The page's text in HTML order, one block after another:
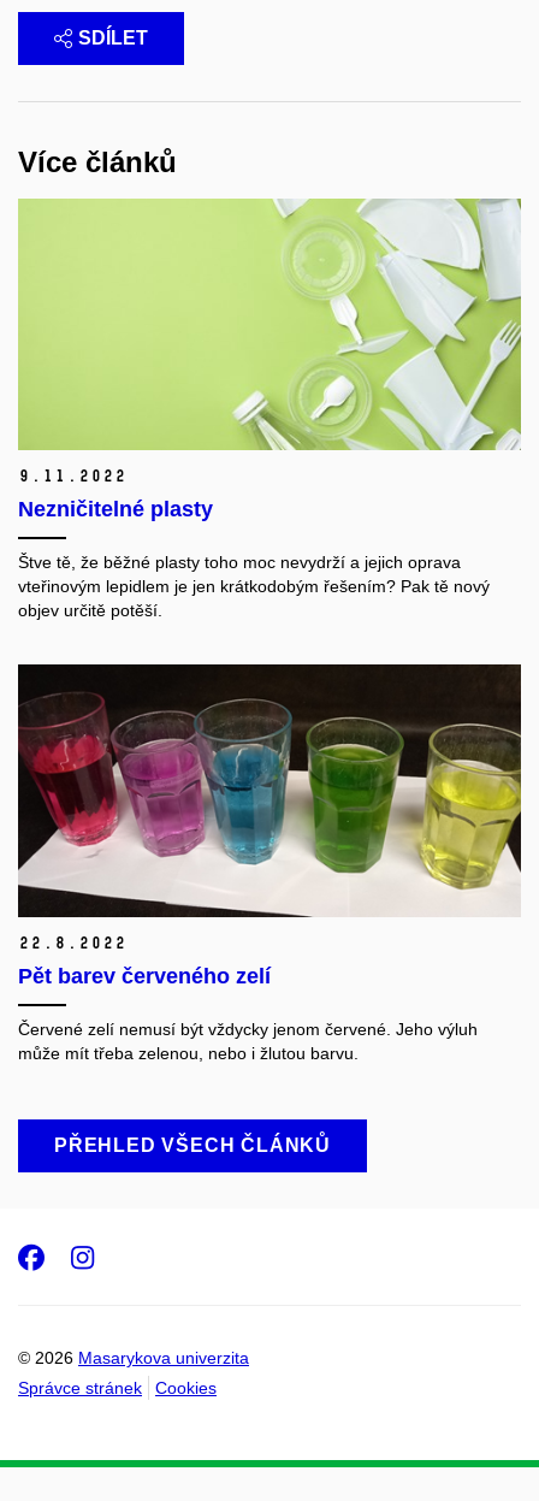
SDÍLET
Více článků
9. 11. 2022
Nezničitelné plasty
Štve tě, že běžné plasty toho moc nevydrží a jejich oprava
vteřinovým lepidlem je jen krátkodobým řešením? Pak tě nový
objev určitě potěší.
22. 8. 2022
Pět barev červeného zelí
Červené zelí nemusí být vždycky jenom červené. Jeho výluh
může mít třeba zelenou
nebo i žlutou barvu.
PŘEHLED VŠECH ČLÁNKŮ
© 2026 Masarykova univerzita
Správce stránek
Cookies
Facebook
Instagram